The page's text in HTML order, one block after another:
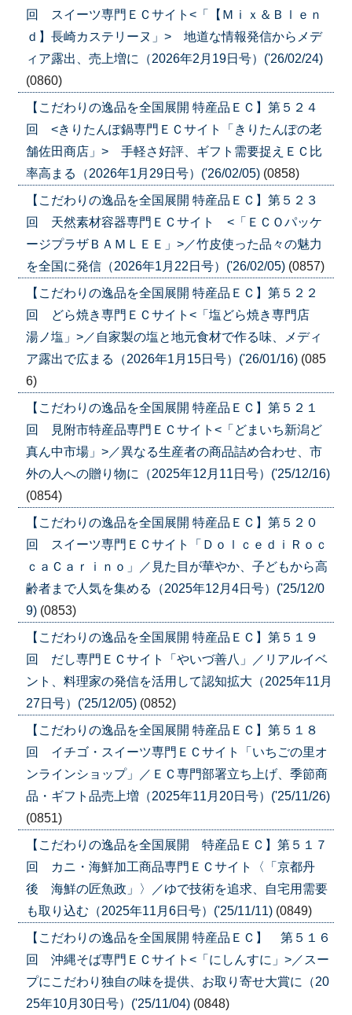
回 スイーツ専門ＥＣサイト<「【Ｍｉｘ＆Ｂｌｅｎ
ｄ】長崎カステリーヌ」> 地道な情報発信からメデ
ィア露出、売上増に（2026年2月19日号）('26/02/24)
(0860)
【こだわりの逸品を全国展開 特産品ＥＣ】第５２４
回 <きりたんぽ鍋専門ＥＣサイト「きりたんぽの老
舗佐田商店」> 手軽さ好評、ギフト需要捉えＥＣ比
率高まる（2026年1月29日号）('26/02/05) (0858)
【こだわりの逸品を全国展開 特産品ＥＣ】第５２３
回 天然素材容器専門ＥＣサイト <「ＥＣＯパッケ
ージプラザＢＡＭＬＥＥ」>／竹皮使った品々の魅力
を全国に発信（2026年1月22日号）('26/02/05) (0857)
【こだわりの逸品を全国展開 特産品ＥＣ】第５２２
回 どら焼き専門ＥＣサイト<「塩どら焼き専門店
湯ノ塩」>／自家製の塩と地元食材で作る味、メディ
ア露出で広まる（2026年1月15日号）('26/01/16) (085
6)
【こだわりの逸品を全国展開 特産品ＥＣ】第５２１
回 見附市特産品専門ＥＣサイト<「どまいち新潟ど
真ん中市場」>／異なる生産者の商品詰め合わせ、市
外の人への贈り物に（2025年12月11日号）('25/12/16)
(0854)
【こだわりの逸品を全国展開 特産品ＥＣ】第５２０
回 スイーツ専門ＥＣサイト「ＤｏｌｃｅｄｉＲｏｃ
ｃａＣａｒｉｎｏ」／見た目が華やか、子どもから高
齢者まで人気を集める（2025年12月4日号）('25/12/0
9) (0853)
【こだわりの逸品を全国展開 特産品ＥＣ】第５１９
回 だし専門ＥＣサイト「やいづ善八」／リアルイベ
ント、料理家の発信を活用して認知拡大（2025年11月
27日号）('25/12/05) (0852)
【こだわりの逸品を全国展開 特産品ＥＣ】第５１８
回 イチゴ・スイーツ専門ＥＣサイト「いちごの里オ
ンラインショップ」／ＥＣ専門部署立ち上げ、季節商
品・ギフト品売上増（2025年11月20日号）('25/11/26)
(0851)
【こだわりの逸品を全国展開 特産品ＥＣ】第５１７
回 カニ・海鮮加工商品専門ＥＣサイト〈「京都丹
後 海鮮の匠魚政」〉／ゆで技術を追求、自宅用需要
も取り込む（2025年11月6日号）('25/11/11) (0849)
【こだわりの逸品を全国展開 特産品ＥＣ】 第５１６
回 沖縄そば専門ＥＣサイト<「にしんすに」>／スー
プにこだわり独自の味を提供、お取り寄せ大賞に（20
25年10月30日号）('25/11/04) (0848)